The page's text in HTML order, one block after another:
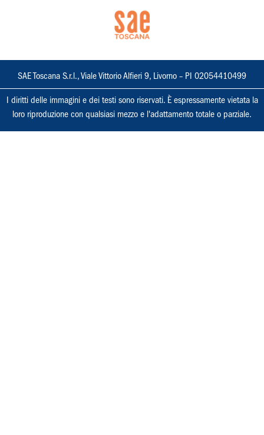
SAE Toscana S.r.l., Viale Vittorio Alfieri 9, Livorno – PI 02054410499
I diritti delle immagini e dei testi sono riservati. È espressamente vietata la
loro riproduzione con qualsiasi mezzo e l'adattamento totale o parziale.